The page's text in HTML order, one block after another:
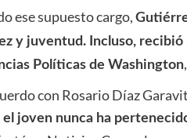
ese supuesto cargo,
y juventud. Incluso,
Políticas de Washington
con Rosario Díaz
el joven nunca ha